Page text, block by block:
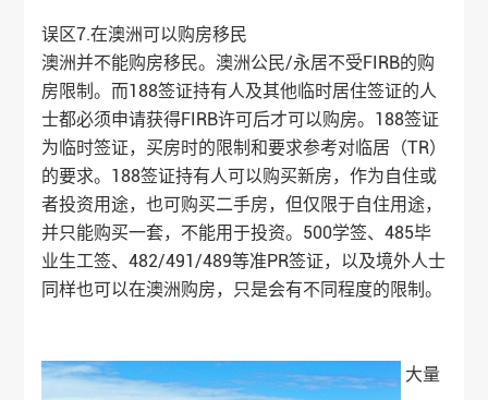
误区7.在澳洲可以购房移民
澳洲并不能购房移民。澳洲公民/永居不受FIRB的购
房限制。而188签证持有人及其他临时居住签证的人
士都必须申请获得FIRB许可后才可以购房。188签证
为临时签证，买房时的限制和要求参考对临居（TR）
的要求。188签证持有人可以购买新房，作为自住或
者投资用途，也可购买二手房，但仅限于自住用途，
并只能购买一套，不能用于投资。500学签、485毕
业生工签、482/491/489等准PR签证，以及境外人士
同样也可以在澳洲购房，只是会有不同程度的限制。
大量